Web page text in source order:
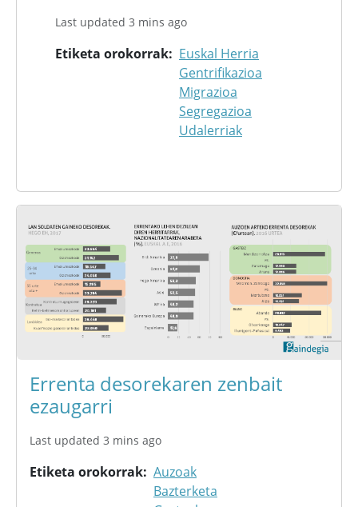
Last updated 3 mins ago
Etiketa orokorrak
Euskal Herria
Gentrifikazioa
Migrazioa
Segregazioa
Udalerriak
Errenta desorekaren zenbait
ezaugarri
Last updated 3 mins ago
Etiketa orokorrak Auzoak
Bazterketa